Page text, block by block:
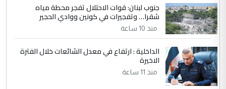
4 سردار
التعليق : واحد من عصابة علي ماما يسقط
جنسية الرافد الثالث للعراق ومن اصول عريقة
ابا فرات ...
الموضوع :
الجواهري يرد على صدام حسين سل
مضجعيك يابن الزنا (نص كامل)
جنوب لبنان: قوات الاحتلال تفجر محطة مياه
شقرا… وتفجيرات في كونين ووادي الحجير
منذ 10 ساعة
الداخلية : ارتفاع في معدل الشائعات خلال الفترة
الاخيرة
منذ 11 ساعة